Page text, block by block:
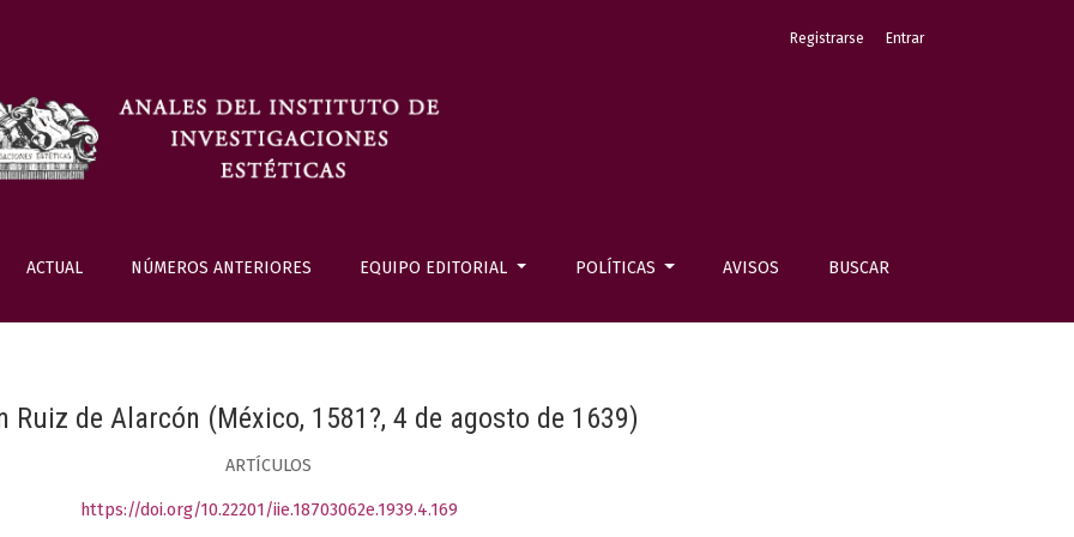
ACTUAL NÚMEROS ANTERIORES EQUIPO EDITORIAL POLÍTICAS AVISOS BUSCAR
Registrarse Entrar
Ruiz de Alarcón (México, 1581?, 4 de agosto de 1639)
ARTÍCULOS
https://doi.org/10.22201/iie.18703062e.1939.4.169